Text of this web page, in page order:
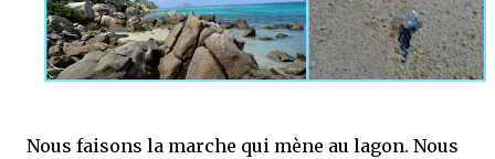
Nous faisons la marche qui mène au lagon. Nous